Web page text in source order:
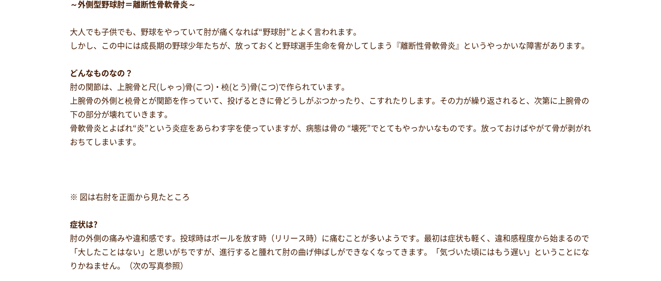
～外側型野球肘＝離断性骨軟骨炎～
大人でも子供でも、野球をやっていて肘が痛くなれば“野球肘”とよく言われます。
しかし、この中には成長期の野球少年たちが、放っておくと野球選手生命を脅かしてしまう『離断性骨軟骨炎』というやっかいな障害があります。
どんなものなの？
肘の関節は、上腕骨と尺(しゃっ)骨(こつ)・橈(とう)骨(こつ)で作られています。
上腕骨の外側と橈骨とが関節を作っていて、投げるときに骨どうしがぶつかったり、こすれたりします。その力が繰り返されると、次第に上腕骨の
下の部分が壊れていきます。
骨軟骨炎とよばれ“炎”という炎症をあらわす字を使っていますが、病態は骨の “壊死”でとてもやっかいなものです。放っておけばやがて骨が剥がれ
おちてしまいます。
※ 図は右肘を正面から見たところ
症状は?
肘の外側の痛みや違和感です。投球時はボールを放す時（リリース時）に痛むことが多いようです。最初は症状も軽く、違和感程度から始まるので
「大したことはない」と思いがちですが、進行すると腫れて肘の曲げ伸ばしができなくなってきます。「気づいた頃にはもう遅い」ということにな
りかねません。（次の写真参照）